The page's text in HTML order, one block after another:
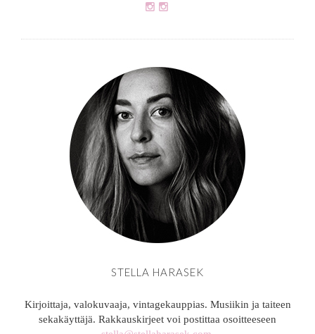
STELLA HARASEK
Kirjoittaja, valokuvaaja, vintagekauppias. Musiikin ja taiteen
sekakäyttäjä. Rakkauskirjeet voi postittaa osoitteeseen